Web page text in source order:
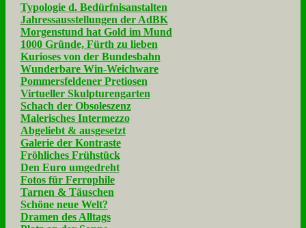
Typologie d. Bedürfnisanstalten
Jahressausstellungen der AdBK
Morgenstund hat Gold im Mund
1000 Gründe, Fürth zu lieben
Kurioses von der Bundesbahn
Wunderbare Win-Weichware
Pommersfeldener Pretiosen
Virtueller Skulpturengarten
Schach der Obsoleszenz
Malerisches Intermezzo
Abgeliebt & ausgesetzt
Galerie der Kontraste
Fröhliches Frühstück
Den Euro umgedreht
Fotos für Ferrophile
Tarnen & Täuschen
Schöne neue Welt?
Dramen des Alltags